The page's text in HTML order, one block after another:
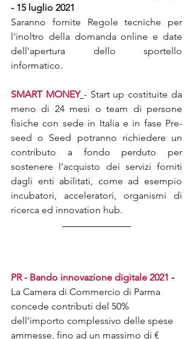
- 15 luglio 2021
Saranno fornite Regole tecniche per
l'inoltro della domanda online e date
dell'apertura dello sportello
informatico.
SMART MONEY - Start up costituite da
meno di 24 mesi o team di persone
fisiche con sede in Italia e in fase Pre-
seed o Seed potranno richiedere un
contributo a fondo perduto per
sostenere l’acquisto dei servizi forniti
dagli enti abilitati, come ad esempio
incubatori, acceleratori, organismi di
ricerca ed innovation hub.
PR - Bando innovazione digitale 2021 -
La Camera di Commercio di Parma
concede contributi del 50%
dell'importo complessivo delle spese
ammesse, fino ad un massimo di €